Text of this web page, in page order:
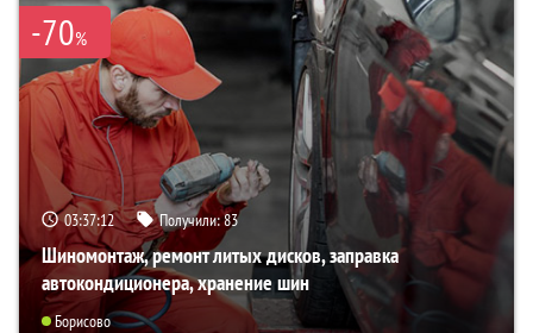
-70%
03:37:11 Получили:83
Шиномонтаж, ремонт литых дисков, заправка
автокондиционера, хранение шин
Борисово